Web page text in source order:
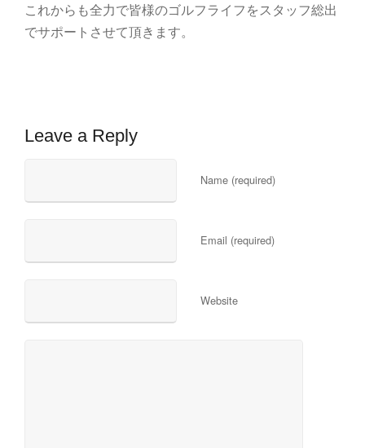
これからも全力で皆様のゴルフライフをスタッフ総出
でサポートさせて頂きます。
Leave a Reply
Name (required)
Email (required)
Website